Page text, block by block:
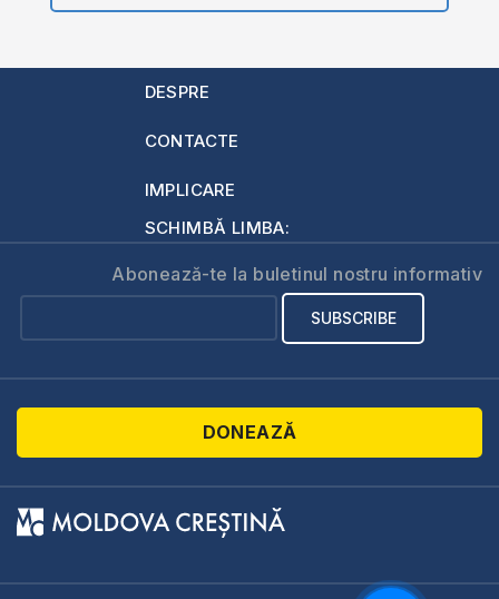
DESPRE
CONTACTE
IMPLICARE
SCHIMBĂ LIMBA:
Abonează-te la buletinul nostru informativ
DONEAZĂ